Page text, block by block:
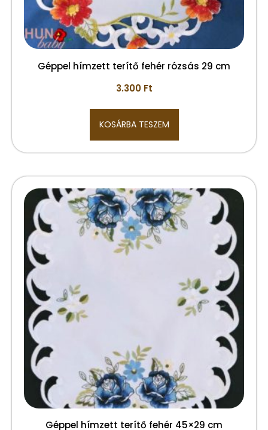
Géppel hímzett terítő fehér rózsás 29 cm
3.300 Ft
KOSÁRBA TESZEM
Géppel hímzett terítő fehér 45×29 cm